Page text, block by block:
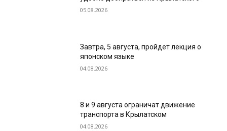
05.08.2026
Завтра, 5 августа, пройдет лекция о
японском языке
04.08.2026
8 и 9 августа ограничат движение
транспорта в Крылатском
04.08.2026